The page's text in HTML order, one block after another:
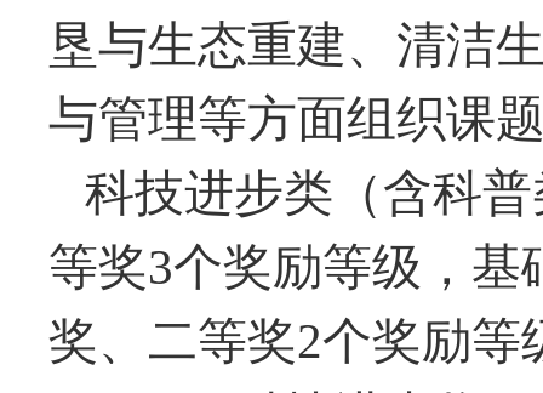
垦与生态重建、清洁
与管理等方面组织课
科技进步类（含科
等奖3个奖励等级，
奖、二等奖2个奖励等